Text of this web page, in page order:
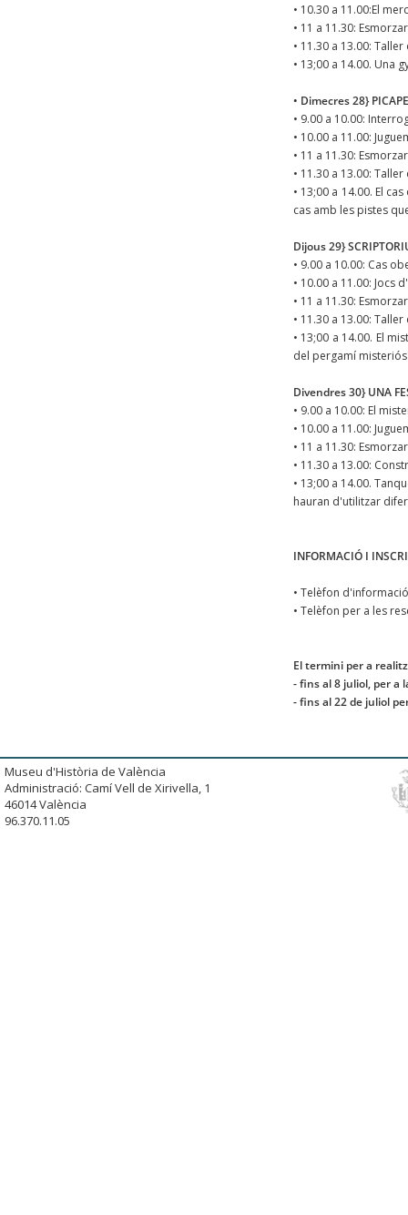
• 10.30 a 11.00:El
• 11 a 11.30:
• 11.30 a 13.00:
• 13;00 a 14.00. Una
• Dimecres 28}
• 9.00 a 10.00:
• 10.00 a 11.00:
• 11 a 11.30:
• 11.30 a 13.00:
• 13;00 a 14.00. El
cas amb les pistes
Dijous 29}
• 9.00 a 10.00: Cas
• 10.00 a 11.00: Jocs
• 11 a 11.30:
• 11.30 a 13.00:
• 13;00 a 14.00. El
del pergamí
Divendres 30} UNA
• 9.00 a 10.00: El
• 10.00 a 11.00:
• 11 a 11.30:
• 11.30 a 13.00:
• 13;00 a 14.00.
hauran d'utilitzar
INFORMACIÓ I
• Telèfon
• Telèfon per a les
El termini per a
- fins al 8 juliol, per a
- fins al 22 de juliol
Museu d'Història de València
Administració: Camí Vell de Xirivella, 1
46014 València
96.370.11.05